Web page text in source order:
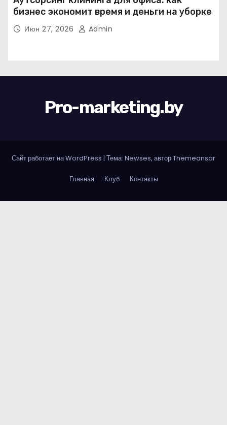
бизнес экономит время и деньги на уборке
Июн 27, 2026 Admin
Pro-marketing.by
Сайт работает на WordPress | Тема: Newses, авторThemeansar
Главная Клуб Контакты